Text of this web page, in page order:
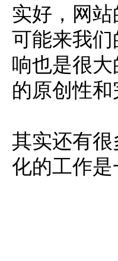
实好，网
可能来我
响也是很
的原创性和
其实还有
化的工作